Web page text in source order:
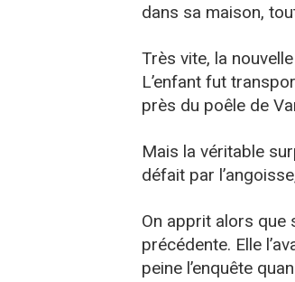
dans sa maison,
Très vite, la
L’enfant fut
près du poêle de
Mais la véritable
défait par
On apprit alors que
précédente. Elle
peine l’enquête